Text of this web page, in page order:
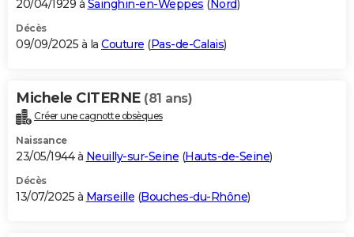
20/04/1929 à Sainghin-en-Weppes ( Nord)
Décès
09/09/2025 à la Couture (Pas-de-Calais)
Michele CITERNE (81 ans)
Créer une cagnotte obsèques
Naissance
23/05/1944 à Neuilly-sur-Seine (Hauts-de-Seine)
Décès
13/07/2025 à Marseille (Bouches-du-Rhône)